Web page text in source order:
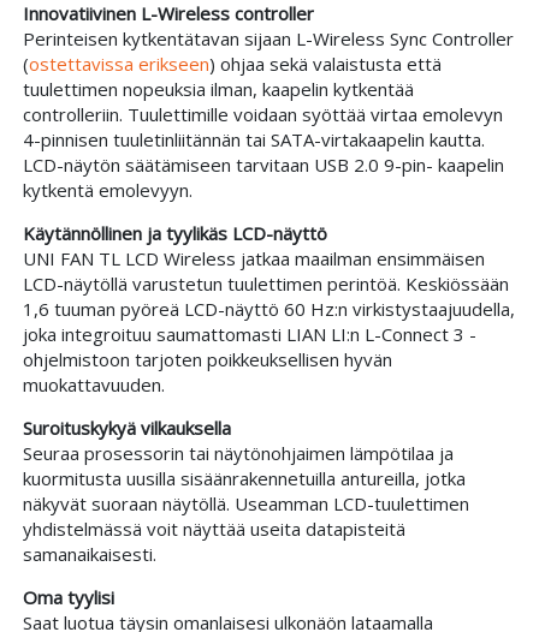
Innovatiivinen L-Wireless controller
Perinteisen kytkentätavan sijaan L-Wireless Sync Controller
(ostettavissa erikseen) ohjaa sekä valaistusta että
tuulettimen nopeuksia ilman, kaapelin kytkentää
controlleriin. Tuulettimille voidaan syöttää virtaa emolevyn
4-pinnisen tuuletinliitännän tai SATA-virtakaapelin kautta.
LCD-näytön säätämiseen tarvitaan USB 2.0 9-pin- kaapelin
kytkentä emolevyyn.
Käytännöllinen ja tyylikäs LCD-näyttö
UNI FAN TL LCD Wireless jatkaa maailman ensimmäisen
LCD-näytöllä varustetun tuulettimen perintöä. Keskiössään
1,6 tuuman pyöreä LCD-näyttö 60 Hz:n virkistystaajuudella,
joka integroituu saumattomasti LIAN LI:n L-Connect 3 -
ohjelmistoon tarjoten poikkeuksellisen hyvän
muokattavuuden.
Suroituskykyä vilkauksella
Seuraa prosessorin tai näytönohjaimen lämpötilaa ja
kuormitusta uusilla sisäänrakennetuilla antureilla, jotka
näkyvät suoraan näytöllä. Useamman LCD-tuulettimen
yhdistelmässä voit näyttää useita datapisteitä
samanaikaisesti.
Oma tyylisi
Saat luotua täysin omanlaisesi ulkonäön lataamalla